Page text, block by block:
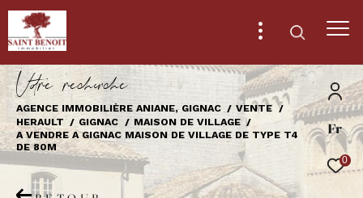
Fr
0
Vore recece
AGENCE IMMOBILIÈRE ANIANE, GIGNAC
VENTE
HERAULT
GIGNAC
MAISON DE VILLAGE
A VENDRE A GIGNAC MAISON DE VILLAGE DE TYPE T4
DE 80M
Effectuer une recherche
et trouver le bien qui correspond à vos
critères